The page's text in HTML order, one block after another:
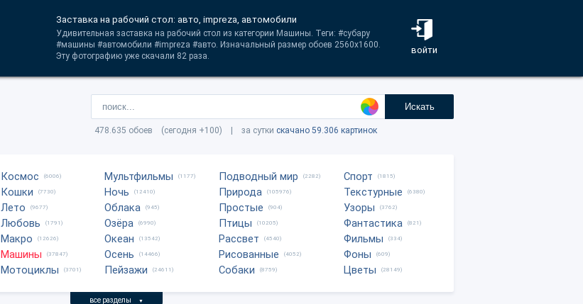
войти
Заставка на рабочий стол: авто, impreza, автомобили
Удивительная заставка на рабочий стол из категории Машины. Теги: #субару
#машины #автомобили #impreza #авто. Изначальный размер обоев 2560x1600.
Эту фотографию уже скачали 82 раза.
Искать
478.635 обоев (сегодня +100) | за сутки скачано 59.306 картинок
Космос (6006)
Кошки (7730)
Лето (9677)
Любовь (1791)
Макро (12626)
Машины (37847)
Мотоциклы (3701)
Мультфильмы (1177)
Ночь (12410)
Облака (945)
Озёра (6990)
Океан (13542)
Осень (14466)
Пейзажи (24611)
Подводный мир (2282)
Природа (105976)
Простые (904)
Птицы (10205)
Рассвет (4540)
Рисованные (4052)
Собаки (8759)
Спорт (1815)
Текстурные (6380)
Узоры (3762)
Фантастика (821)
Фильмы (334)
Фоны (609)
Цветы (28149)
все разделы ▼